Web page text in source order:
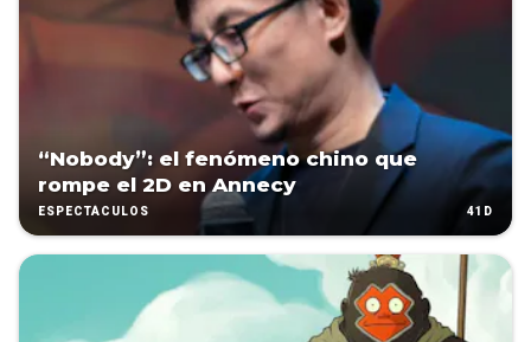
“Nobody”: el fenómeno chino que
rompe el 2D en Annecy
ESPECTÁCULOS 41D